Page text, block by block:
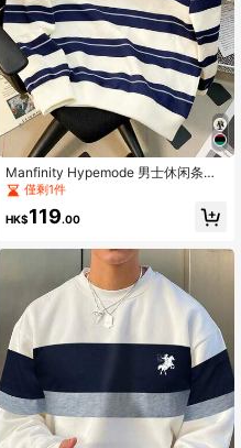
Manfinity Hypemode 男士休闲条纹
套头卫衣，简约百搭
僅剩1件
HK$119.00